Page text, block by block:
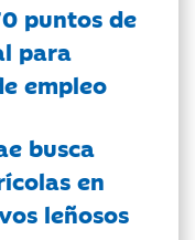
puntos de
para
empleo
busca
en
leñosos